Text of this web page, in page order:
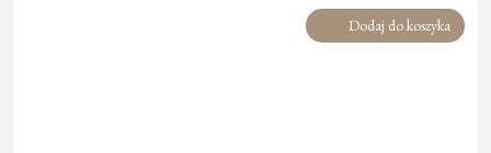
Dodaj do koszyka